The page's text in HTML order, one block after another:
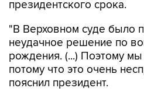
президентского срока.
"В Верховном суде было
неудачное решение по
рождения. (...) Поэтому
потому что это очень
пояснил президент.